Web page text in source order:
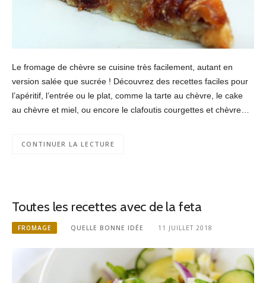
Le fromage de chèvre se cuisine très facilement, autant en
version salée que sucrée ! Découvrez des recettes faciles pour
l’apéritif, l’entrée ou le plat, comme la tarte au chèvre, le cake
au chèvre et miel, ou encore le clafoutis courgettes et chèvre…
CONTINUER LA LECTURE
Toutes les recettes avec de la feta
FROMAGE QUELLE BONNE IDÉE 11 JUILLET 2018